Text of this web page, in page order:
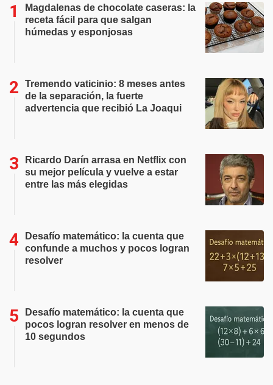
Magdalenas de chocolate caseras: la
receta fácil para que salgan
húmedas y esponjosas
Tremendo vaticinio: 8 meses antes
de la separación, la fuerte
advertencia que recibió La Joaqui
Ricardo Darín arrasa en Netflix con
su mejor película y vuelve a estar
entre las más elegidas
Desafío matemático: la cuenta que
confunde a muchos y pocos logran
resolver
Desafío matemático: la cuenta que
pocos logran resolver en menos de
10 segundos